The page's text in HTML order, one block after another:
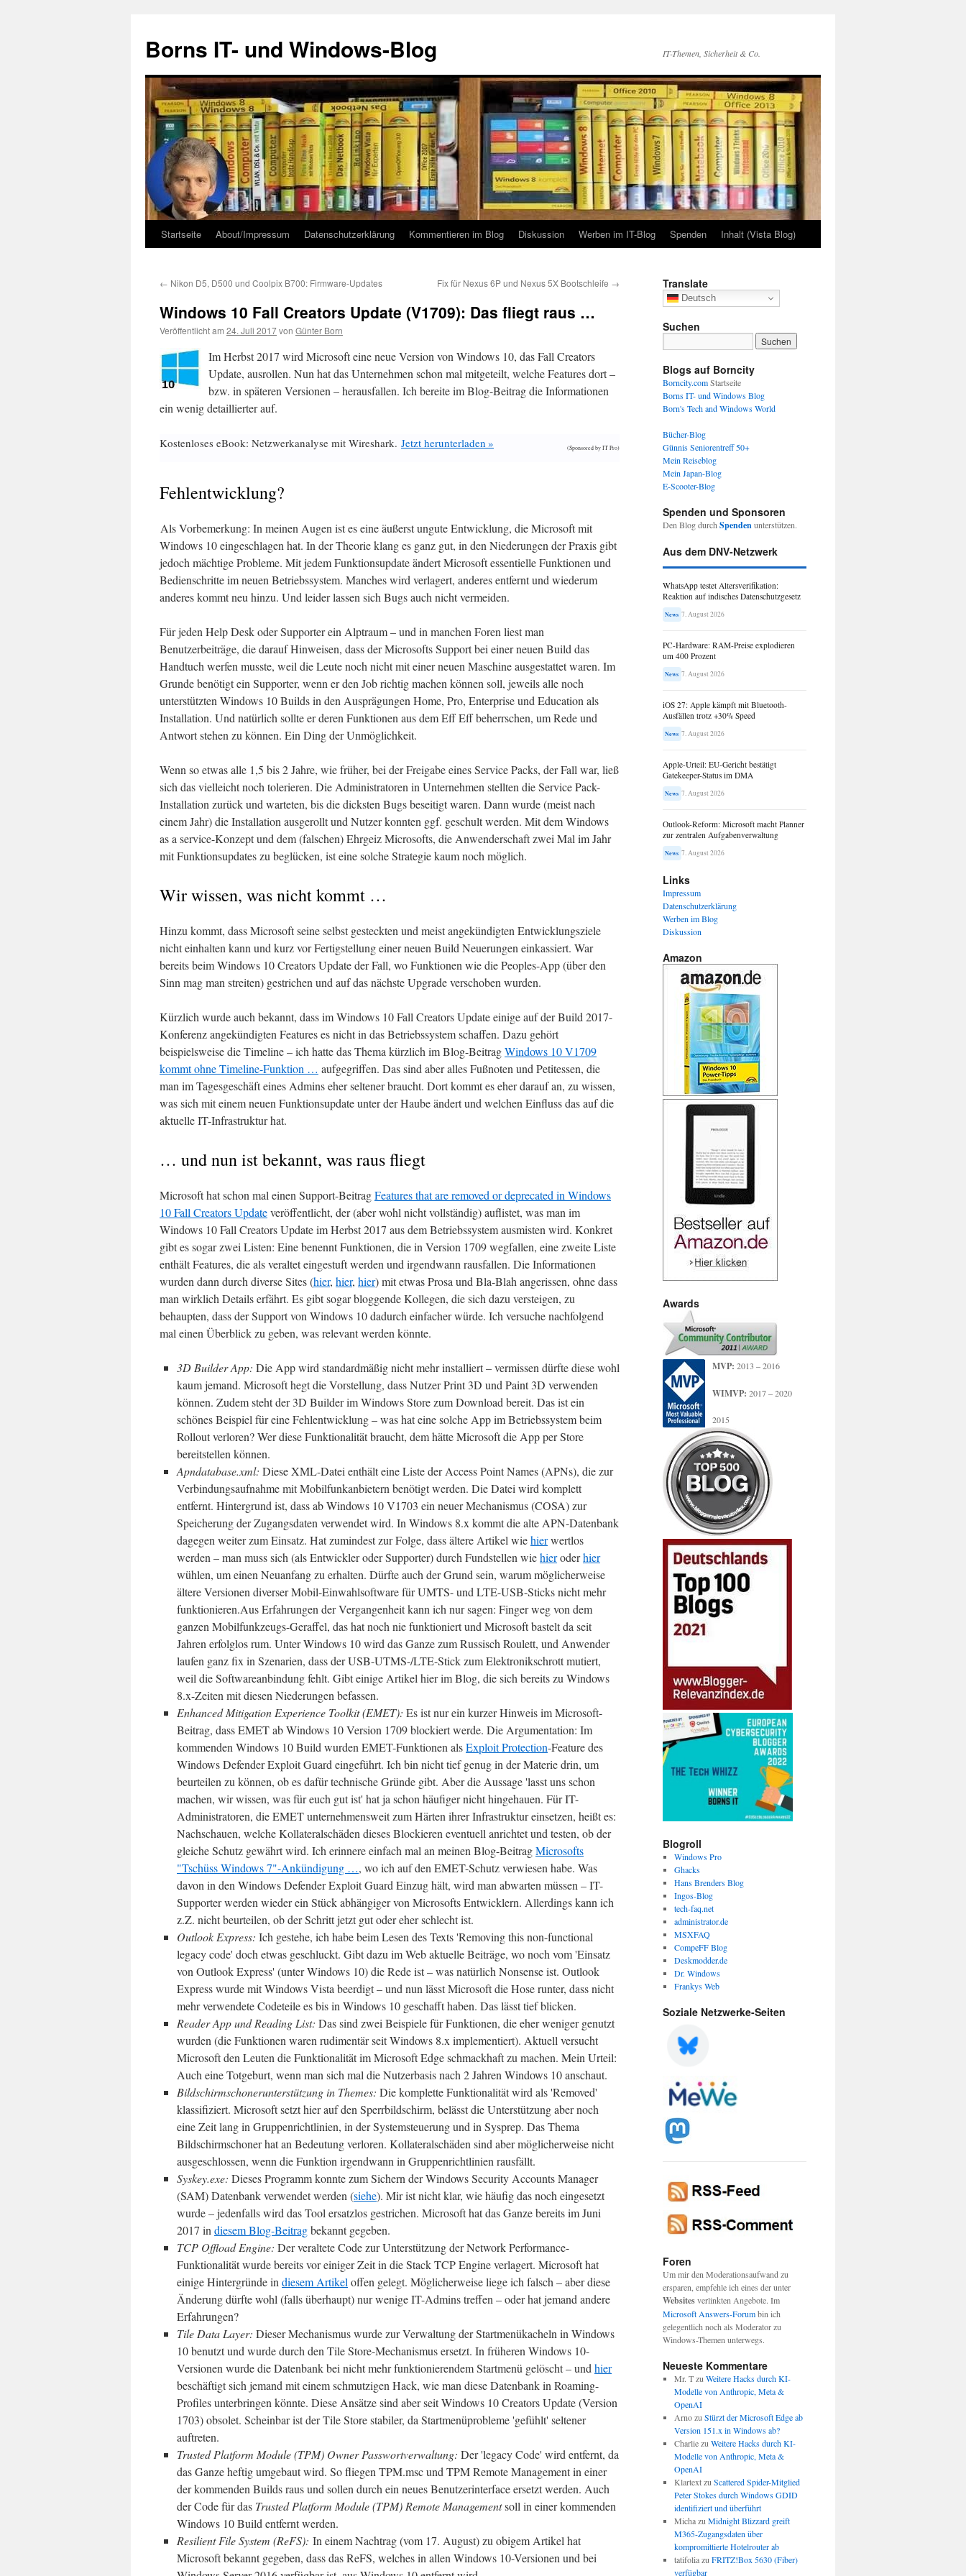
springen
Borns IT- und Windows-Blog IT-Themen, Sicherheit & Co.
Startseite About/Impressum Datenschutzerklärung Kommentieren im Blog Diskussion Werben im IT-Blog Spenden Inhalt (Vista Blog)
← Nikon D5, D500 und Coolpix B700: Firmware-Updates Fix für Nexus 6P und Nexus 5X Bootschleife →
Windows 10 Fall Creators Update (V1709): Das fliegt raus …
Veröffentlicht am 24. Juli 2017von Günter Born
Im Herbst 2017 wird Microsoft eine neue Version von Windows 10, das Fall Creators
Update, ausrollen. Nun hat das Unternehmen schon mal mitgeteilt, welche Features dort –
bzw. in späteren Versionen – herausfallen. Ich bereite im Blog-Beitrag die Informationen
ein wenig detaillierter auf.
Kostenloses eBook: Netzwerkanalyse mit Wireshark. Jetzt herunterladen » (Sponsored by IT Pro)
Fehlentwicklung?
Als Vorbemerkung: In meinen Augen ist es eine äußerst ungute Entwicklung, die Microsoft mit
Windows 10 eingeschlagen hat. In der Theorie klang es ganz gut, in den Niederungen der Praxis gibt
jedoch mächtige Probleme. Mit jedem Funktionsupdate ändert Microsoft essentielle Funktionen und
Bedienschritte im neuen Betriebssystem. Manches wird verlagert, anderes entfernt und wiederum
anderes kommt neu hinzu. Und leider lassen sich Bugs auch nicht vermeiden.
Für jeden Help Desk oder Supporter ein Alptraum – und in manchen Foren liest man
Benutzerbeiträge, die darauf Hinweisen, dass der Microsofts Support bei einer neuen Build das
Handtuch werfen musste, weil die Leute noch nicht mit einer neuen Maschine ausgestattet waren. Im
Grunde benötigt ein Supporter, wenn er den Job richtig machen können soll, jeweils alle noch
unterstützten Windows 10 Builds in den Ausprägungen Home, Pro, Enterprise und Education als
Installation. Und natürlich sollte er deren Funktionen aus dem Eff Eff beherrschen, um Rede und
Antwort stehen zu können. Ein Ding der Unmöglichkeit.
Wenn so etwas alle 1,5 bis 2 Jahre, wie früher, bei der Freigabe eines Service Packs, der Fall war, ließ
sich das vielleicht noch tolerieren. Die Administratoren in Unternehmen stellten die Service Pack-
Installation zurück und warteten, bis die dicksten Bugs beseitigt waren. Dann wurde (meist nach
einem Jahr) die Installation ausgerollt und Nutzer konnten ggf. geschult werden. Mit dem Windows
as a service-Konzept und dem (falschen) Ehrgeiz Microsofts, die Anwenderschaft zwei Mal im Jahr
mit Funktionsupdates zu beglücken, ist eine solche Strategie kaum noch möglich.
Wir wissen, was nicht kommt …
Hinzu kommt, dass Microsoft seine selbst gesteckten und meist angekündigten Entwicklungsziele
nicht einhalten kann und kurz vor Fertigstellung einer neuen Build Neuerungen einkassiert. War
bereits beim Windows 10 Creators Update der Fall, wo Funktionen wie die Peoples-App (über den
Sinn mag man streiten) gestrichen und auf das nächste Upgrade verschoben wurden.
Kürzlich wurde auch bekannt, dass im Windows 10 Fall Creators Update einige auf der Build 2017-
Konferenz angekündigten Features es nicht in das Betriebssystem schaffen. Dazu gehört
beispielsweise die Timeline – ich hatte das Thema kürzlich im Blog-BeitragWindows 10 V1709
kommt ohne Timeline-Funktion … aufgegriffen. Das sind aber alles Fußnoten und Petitessen, die
man im Tagesgeschäft eines Admins eher seltener braucht. Dort kommt es eher darauf an, zu wissen,
was sich mit einem neuen Funktionsupdate unter der Haube ändert und welchen Einfluss das auf die
aktuelle IT-Infrastruktur hat.
… und nun ist bekannt, was raus fliegt
Microsoft hat schon mal einen Support-BeitragFeatures that are removed or deprecated in Windows
10 Fall Creators Updateveröffentlicht, der (aber wohl nicht vollständig) auflistet, was man im
Windows 10 Fall Creators Update im Herbst 2017 aus dem Betriebssystem ausmisten wird. Konkret
gibt es sogar zwei Listen: Eine benennt Funktionen, die in Version 1709 wegfallen, eine zweite Liste
enthält Features, die als veraltet eingestuft werden und irgendwann rausfallen. Die Informationen
wurden dann durch diverse Sites (hier, hier, hier) mit etwas Prosa und Bla-Blah angerissen, ohne dass
man wirklich Details erfährt. Es gibt sogar bloggende Kollegen, die sich dazu versteigen, zu
behaupten, dass der Support von Windows 10 dadurch einfacher würde. Ich versuche nachfolgend
mal einen Überblick zu geben, was relevant werden könnte.
3D Builder App: Die App wird standardmäßig nicht mehr installiert – vermissen dürfte diese wohl
kaum jemand. Microsoft hegt die Vorstellung, dass Nutzer Print 3D und Paint 3D verwenden
können. Zudem steht der 3D Builder im Windows Store zum Download bereit. Das ist ein
schönes Beispiel für eine Fehlentwicklung – was hat eine solche App im Betriebssystem beim
Rollout verloren? Wer diese Funktionalität braucht, dem hätte Microsoft die App per Store
bereitstellen können.
Apndatabase.xml: Diese XML-Datei enthält eine Liste der Access Point Names (APNs), die zur
Verbindungsaufnahme mit Mobilfunkanbietern benötigt werden. Die Datei wird komplett
entfernt. Hintergrund ist, dass ab Windows 10 V1703 ein neuer Mechanismus (COSA) zur
Speicherung der Zugangsdaten verwendet wird. In Windows 8.x kommt die alte APN-Datenbank
dagegen weiter zum Einsatz. Hat zumindest zur Folge, dass ältere Artikel wiehierwertlos
werden – man muss sich (als Entwickler oder Supporter) durch Fundstellen wiehieroderhier
wühlen, um einen Neuanfang zu erhalten. Dürfte auch der Grund sein, warum möglicherweise
ältere Versionen diverser Mobil-Einwahlsoftware für UMTS- und LTE-USB-Sticks nicht mehr
funktionieren.Aus Erfahrungen der Vergangenheit kann ich nur sagen: Finger weg von dem
ganzen Mobilfunkzeugs-Geraffel, das hat noch nie funktioniert und Microsoft bastelt da seit
Jahren erfolglos rum. Unter Windows 10 wird das Ganze zum Russisch Roulett, und Anwender
laufen ganz fix in Szenarien, dass der USB-UTMS-/LTE-Stick zum Elektronikschrott mutiert,
weil die Softwareanbindung fehlt. Gibt einige Artikel hier im Blog, die sich bereits zu Windows
8.x-Zeiten mit diesen Niederungen befassen.
Enhanced Mitigation Experience Toolkit (EMET): Es ist nur ein kurzer Hinweis im Microsoft-
Beitrag, dass EMET ab Windows 10 Version 1709 blockiert werde. Die Argumentation: Im
kommenden Windows 10 Build wurden EMET-Funktionen alsExploit Protection-Feature des
Windows Defender Exploit Guard eingeführt. Ich bin nicht tief genug in der Materie drin, um
beurteilen zu können, ob es dafür technische Gründe gibt. Aber die Aussage 'lasst uns schon
machen, wir wissen, was für euch gut ist' hat ja schon häufiger nicht hingehauen. Für IT-
Administratoren, die EMET unternehmensweit zum Härten ihrer Infrastruktur einsetzen, heißt es:
Nachschauen, welche Kollateralschäden dieses Blockieren eventuell anrichtet und testen, ob der
gleiche Schutz gewährt wird. Ich erinnere einfach mal an meinen Blog-BeitragMicrosofts
"Tschüss Windows 7"-Ankündigung …, wo ich auf den EMET-Schutz verwiesen habe. Was
davon in den Windows Defender Exploit Guard Einzug hält, wird man abwarten müssen – IT-
Supporter werden wieder ein Stück abhängiger von Microsofts Entwicklern. Allerdings kann ich
z.Z. nicht beurteilen, ob der Schritt jetzt gut oder eher schlecht ist.
Outlook Express: Ich gestehe, ich habe beim Lesen des Texts 'Removing this non-functional
legacy code' doch etwas geschluckt. Gibt dazu im Web aktuelle Beiträge, wo noch vom 'Einsatz
von Outlook Express' (unter Windows 10) die Rede ist – was natürlich Nonsense ist. Outlook
Express wurde mit Windows Vista beerdigt – und nun lässt Microsoft die Hose runter, dass nicht
mehr verwendete Codeteile es bis in Windows 10 geschafft haben. Das lässt tief blicken.
Reader App und Reading List: Das sind zwei Beispiele für Funktionen, die eher weniger genutzt
wurden (die Funktionen waren rudimentär seit Windows 8.x implementiert). Aktuell versucht
Microsoft den Leuten die Funktionalität im Microsoft Edge schmackhaft zu machen. Mein Urteil:
Auch eine Totgeburt, wenn man sich mal die Nutzerbasis nach 2 Jahren Windows 10 anschaut.
Bildschirmschonerunterstützung in Themes: Die komplette Funktionalität wird als 'Removed'
klassifiziert. Microsoft setzt hier auf den Sperrbildschirm, belässt die Unterstützung aber noch
eine Zeit lang in Gruppenrichtlinien, in der Systemsteuerung und in Sysprep. Das Thema
Bildschirmschoner hat an Bedeutung verloren. Kollateralschäden sind aber möglicherweise nicht
ausgeschlossen, wenn die Funktion irgendwann in Gruppenrichtlinien rausfällt.
Syskey.exe: Dieses Programm konnte zum Sichern der Windows Security Accounts Manager
(SAM) Datenbank verwendet werden (siehe). Mir ist nicht klar, wie häufig das noch eingesetzt
wurde – jedenfalls wird das Tool ersatzlos gestrichen. Microsoft hat das Ganze bereits im Juni
2017 in diesem Blog-Beitragbekannt gegeben.
TCP Offload Engine: Der veraltete Code zur Unterstützung der Network Performance-
Funktionalität wurde bereits vor einiger Zeit in die Stack TCP Engine verlagert. Microsoft hat
einige Hintergründe in diesem Artikel offen gelegt. Möglicherweise liege ich falsch – aber diese
Änderung dürfte wohl (falls überhaupt) nur wenige IT-Admins treffen – oder hat jemand andere
Erfahrungen?
Tile Data Layer: Dieser Mechanismus wurde zur Verwaltung der Startmenükacheln in Windows
10 benutzt und wurde durch den Tile Store-Mechanismus ersetzt. In früheren Windows 10-
Versionen wurde die Datenbank bei nicht mehr funktionierendem Startmenü gelöscht – und hier
beschäftigt sich jemand mit einem schmutzigen Hack, wie man diese Datenbank in Roaming-
Profiles unterbringen könnte. Diese Ansätze sind aber seit Windows 10 Creators Update (Version
1703) obsolet. Scheinbar ist der Tile Store stabiler, da Startmenüprobleme 'gefühlt' seltener
auftreten.
Trusted Platform Module (TPM) Owner Passwortverwaltung: Der 'legacy Code' wird entfernt, da
das Ganze heftig umgebaut wird. So fliegen TPM.msc und TPM Remote Management in einer
der kommenden Builds raus und sollen durch ein neues Benutzerinterface ersetzt werden. Auch
der Code für das Trusted Platform Module (TPM) Remote Managementsoll in einer kommenden
Windows 10 Build entfernt werden.
Resilient File System (ReFS): In einem Nachtrag (vom 17. August) zu obigem Artikel hat
Microsoft bekannt gegeben, dass das ReFS, welches in allen Windows 10-Versionen und bei
Translate
Deutsch
Suchen
Blogs auf Borncity
Borncity.comStartseite
Borns IT- und Windows Blog
Born's Tech and Windows World
Bücher-Blog
Günnis Seniorentreff 50+
Mein Reiseblog
Mein Japan-Blog
E-Scooter-Blog
Spenden und Sponsoren
Den Blog durch Spendenunterstützen.
Aus dem DNV-Netzwerk
WhatsApp testet Altersverifikation:
Reaktion auf indisches Datenschutzgesetz
News 7. August 2026
PC-Hardware: RAM-Preise explodieren
um 400 Prozent
News 7. August 2026
iOS 27: Apple kämpft mit Bluetooth-
Ausfällen trotz +30% Speed
News 7. August 2026
Apple-Urteil: EU-Gericht bestätigt
Gatekeeper-Status im DMA
News 7. August 2026
Outlook-Reform: Microsoft macht Planner
zur zentralen Aufgabenverwaltung
News 7. August 2026
Links
Impressum
Datenschutzerklärung
Werben im Blog
Diskussion
Amazon
Awards
MVP: 2013 – 2016
WIMVP: 2017 – 2020
2015
Blogroll
Windows Pro
Ghacks
Hans Brenders Blog
Ingos-Blog
tech-faq.net
administrator.de
MSXFAQ
CompeFF Blog
Deskmodder.de
Dr. Windows
Frankys Web
Soziale Netzwerke-Seiten
Foren
Um mir den Moderationsaufwand zu
ersparen, empfehle ich eines der unter
Websitesverlinkten Angebote. Im
Microsoft Answers-Forumbin ich
gelegentlich noch als Moderator zu
Windows-Themen unterwegs.
Neueste Kommentare
Mr. Tzu Weitere Hacks durch KI-
Modelle von Anthropic, Meta &
OpenAI
Arnozu Stürzt der Microsoft Edge ab
Version 151.x in Windows ab?
Charliezu Weitere Hacks durch KI-
Modelle von Anthropic, Meta &
OpenAI
Klartextzu Scattered Spider-Mitglied
Peter Stokes durch Windows GDID
identifiziert und überführt
Michazu Midnight Blizzard greift
M365-Zugangsdaten über
kompromittierte Hotelrouter ab
tatifoliazu FRITZ!Box 5630 (Fiber)
verfügbar